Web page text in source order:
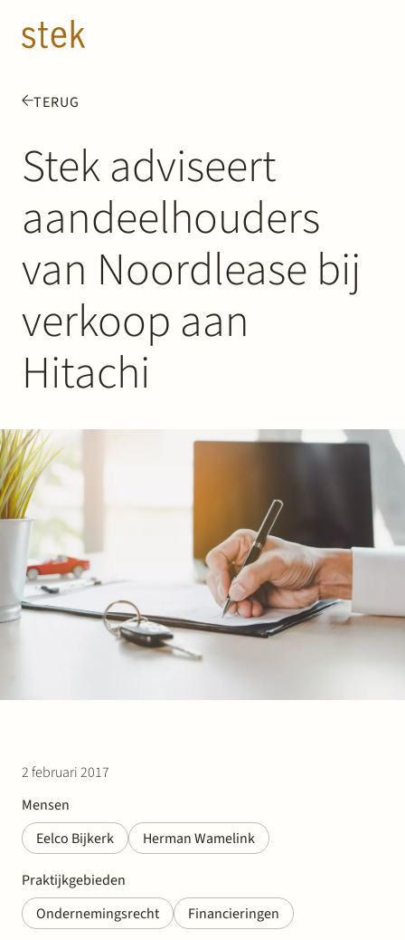
TERUG
Stek adviseert
aandeelhouders
van Noordlease bij
verkoop aan
Hitachi
2 februari 2017
Mensen
Eelco Bijkerk
Herman Wamelink
Praktijkgebieden
Ondernemingsrecht
Financieringen
Mensen
Expertise
Over ons
Track record
News & Insights
Contact
Werken bij Stek
Partner